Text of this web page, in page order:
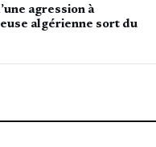
agression à
algérienne sort du